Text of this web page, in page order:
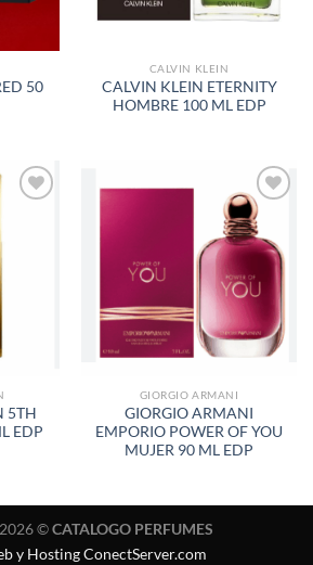
50
CALVIN KLEIN
CALVIN KLEIN ETERNITY
HOMBRE 100 ML EDP
5TH
EDP
AÑADIR
A LA
LISTA
DE
DESEOS
GIORGIO ARMANI
GIORGIO ARMANI
EMPORIO POWER OF YOU
MUJER 90 ML EDP
©CATALOGO PERFUMES
y Hosting ConectServer.com